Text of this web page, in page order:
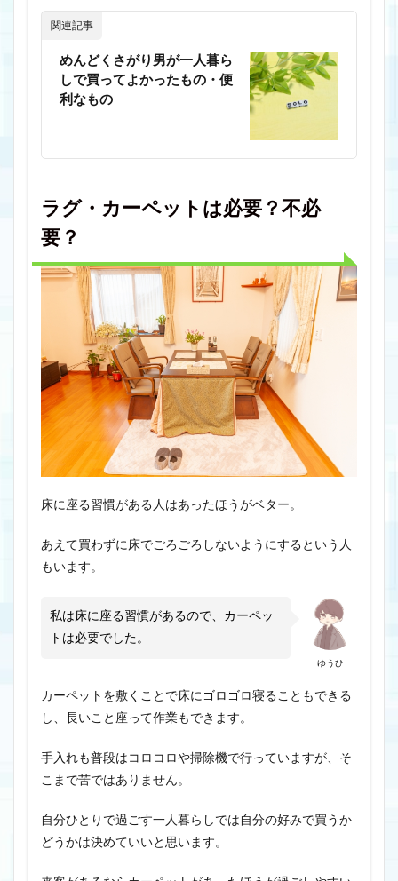
関連記事
めんどくさがり男が一人暮ら
しで買ってよかったもの・便
利なもの
ラグ・カーペットは必要？不必
要？
床に座る習慣がある人はあったほうがベター。
あえて買わずに床でごろごろしないようにするという人
もいます。
ゆうひ
私は床に座る習慣があるので、カーペッ
トは必要でした。
カーペットを敷くことで床にゴロゴロ寝ることもできる
し、長いこと座って作業もできます。
手入れも普段はコロコロや掃除機で行っていますが、そ
こまで苦ではありません。
自分ひとりで過ごす一人暮らしでは自分の好みで買うか
どうかは決めていいと思います。